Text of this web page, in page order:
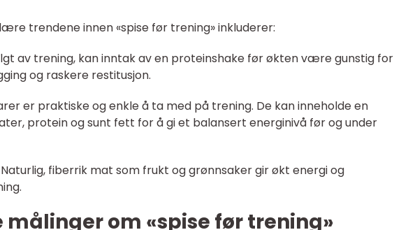
trendene innen «spise før trening» inkluderer:
av trening, kan inntak av en proteinshake før økten være gunstig for
og raskere restitusjon.
er praktiske og enkle å ta med på trening. De kan inneholde en
protein og sunt fett for å gi et balansert energinivå før og under
fiberrik mat som frukt og grønnsaker gir økt energi og
om «spise før trening»